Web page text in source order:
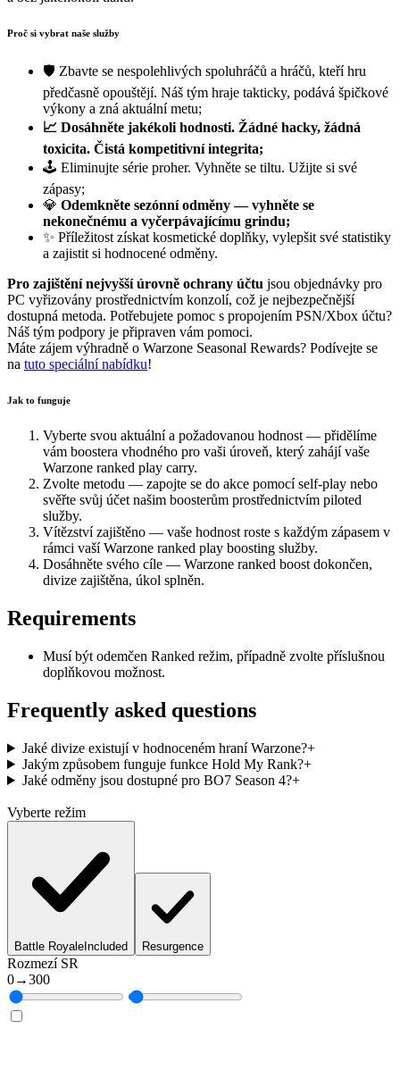
Proč si vybrat naše služby
🛡️ Zbavte se nespolehlivých spoluhráčů a hráčů, kteří hru
předčasně opouštějí. Náš tým hraje takticky, podává špičkové
výkony a zná aktuální metu;
📈 Dosáhněte jakékoli hodnosti. Žádné hacky, žádná
toxicita. Čistá kompetitivní integrita;
🕹️ Eliminujte série proher. Vyhněte se tiltu. Užijte si své
zápasy;
💎 Odemkněte sezónní odměny — vyhněte se
nekonečnému a vyčerpávajícímu grindu;
✨ Příležitost získat kosmetické doplňky, vylepšit své statistiky
a zajistit si hodnocené odměny.
Pro zajištění nejvyšší úrovně ochrany účtu jsou objednávky pro
PC vyřizovány prostřednictvím konzolí, což je nejbezpečnější
dostupná metoda. Potřebujete pomoc s propojením PSN/Xbox účtu?
Náš tým podpory je připraven vám pomoci.
Máte zájem výhradně o Warzone Seasonal Rewards? Podívejte se
na tuto speciální nabídku!
Jak to funguje
Vyberte svou aktuální a požadovanou hodnost — přidělíme
vám boostera vhodného pro vaši úroveň, který zahájí vaše
Warzone ranked play carry.
Zvolte metodu — zapojte se do akce pomocí self-play nebo
svěřte svůj účet našim boosterům prostřednictvím piloted
služby.
Vítězství zajištěno — vaše hodnost roste s každým zápasem v
rámci vaší Warzone ranked play boosting služby.
Dosáhněte svého cíle — Warzone ranked boost dokončen,
divize zajištěna, úkol splněn.
Requirements
Musí být odemčen Ranked režim, případně zvolte příslušnou
doplňkovou možnost.
Frequently asked questions
Jaké divize existují v hodnoceném hraní Warzone?+
Jakým způsobem funguje funkce Hold My Rank?+
Jaké odměny jsou dostupné pro BO7 Season 4?+
Vyberte režim
Battle Royale Included Resurgence
Rozmezí SR
0→300